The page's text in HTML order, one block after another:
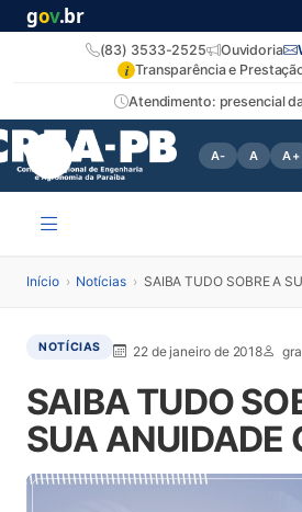
gov.br
Atendimento: presencial
(83) 3533-2525 Ouvidoria
i Transparência e
A- A A+
Início › Notícias › SAIBA TUDO SOBRE A
NOTÍCIAS 22 de janeiro de 2018
SAIBA TUDO
SUA ANUIDADE